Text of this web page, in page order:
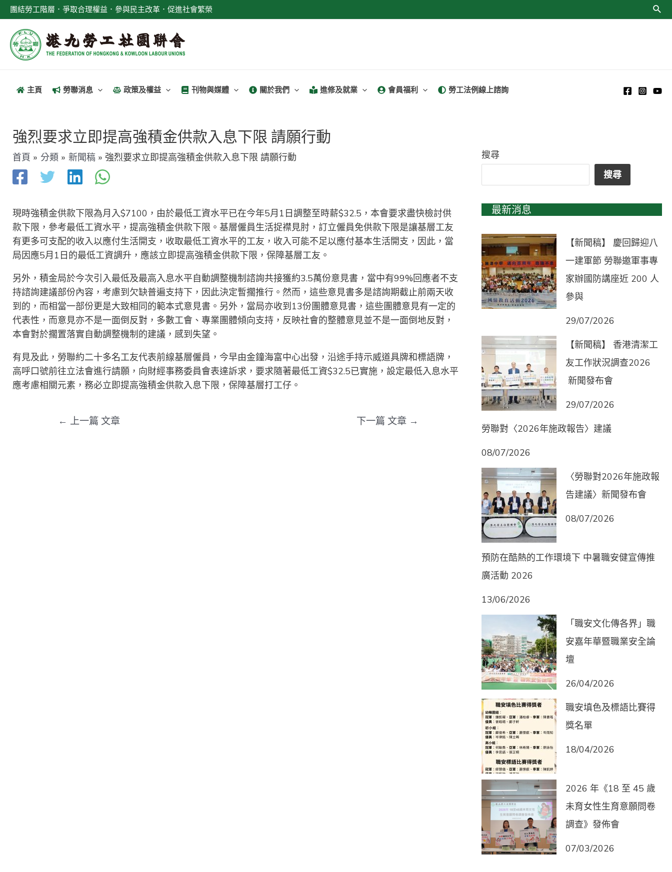
至
團結勞工階層．爭取合理權益．參與民主改革．促進社會繁榮
主頁 勞聯消息 政策及權益 刊物與媒體 關於我們 進修及就業 會員福利 勞工法例線上諮詢
強烈要求立即提高強積金供款入息下限 請願行動
首頁 分類 新聞稿 強烈要求立即提高強積金供款入息下限 請願行動
現時強積金供款下限為月入$7100，由於最低工資水平已在今年5月1日調整至時薪$32.5，本會要求盡快檢討供
款下限，參考最低工資水平，提高強積金供款下限。基層僱員生活捉襟見肘，訂立僱員免供款下限是讓基層工友
有更多可支配的收入以應付生活開支，收取最低工資水平的工友，收入可能不足以應付基本生活開支，因此，當
局因應5月1日的最低工資調升，應該立即提高強積金供款下限，保障基層工友。
另外，積金局於今次引入最低及最高入息水平自動調整機制諮詢共接獲約3.5萬份意見書，當中有99%回應者不支
持諮詢建議部份內容，考慮到欠缺普遍支持下，因此決定暫擱推行。然而，這些意見書多是諮詢期截止前兩天收
到的，而相當一部份更是大致相同的範本式意見書。另外，當局亦收到13份團體意見書，這些團體意見有一定的
代表性，而意見亦不是一面倒反對，多數工會、專業團體傾向支持，反映社會的整體意見並不是一面倒地反對，
本會對於擱置落實自動調整機制的建議，感到失望。
有見及此，勞聯約二十多名工友代表前線基層僱員，今早由金鐘海富中心出發，沿途手持示威道具牌和標語牌，
高呼口號前往立法會進行請願，向財經事務委員會表達訴求，要求隨著最低工資$32.5已實施，設定最低入息水平
應考慮相關元素，務必立即提高強積金供款入息下限，保障基層打工仔。
章
導
覽
← 上一篇 文章 下一篇 文章 →
搜尋
搜尋
最新消息
【新聞稿】 慶回歸迎八
一建軍節 勞聯邀軍事專
家辦國防講座近 200 人
參與
29/07/2026
【新聞稿】 香港清潔工
友工作狀況調查2026
新聞發布會
29/07/2026
勞聯對〈2026年施政報告〉建議
08/07/2026
〈勞聯對2026年施政報
告建議〉新聞發布會
08/07/2026
預防在酷熱的工作環境下 中暑職安健宣傳推
廣活動 2026
13/06/2026
「職安文化傳各界」職
安嘉年華暨職業安全論
壇
26/04/2026
職安填色及標語比賽得
獎名單
18/04/2026
2026 年《18 至 45 歲
未育女性生育意願問卷
調查》發佈會
07/03/2026